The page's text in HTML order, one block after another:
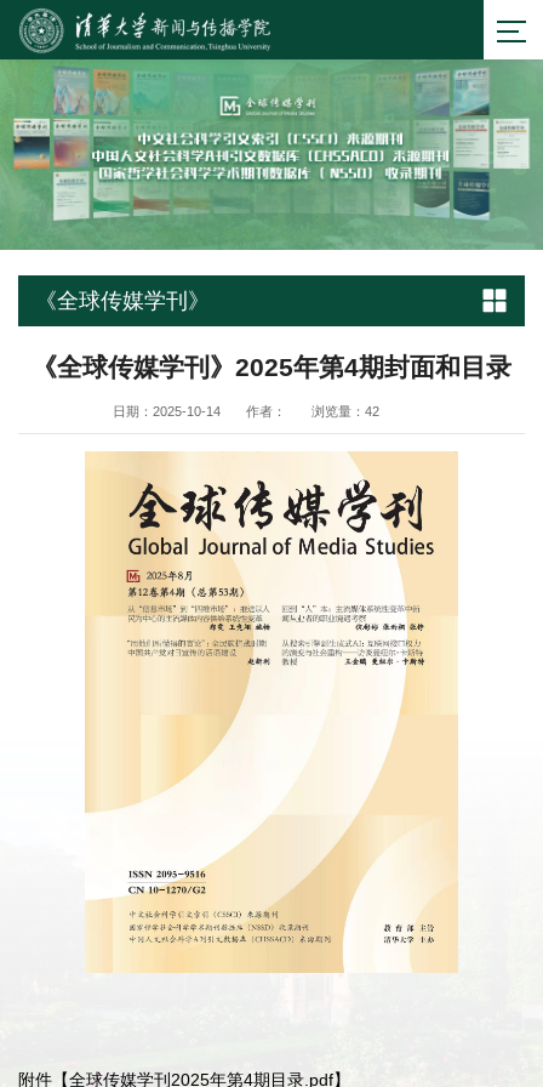
《全球传媒学刊》
《全球传媒学刊》2025年第4期封面和目录
日期：2025-10-14 作者： 浏览量： 42
附件【全球传媒学刊2025年第4期目录.pdf】